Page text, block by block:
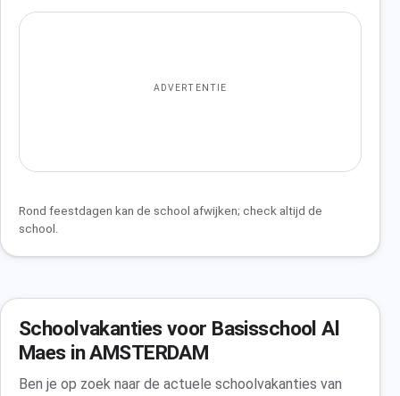
ADVERTENTIE
Rond feestdagen kan de school afwijken; check altijd de
school.
Schoolvakanties voor Basisschool Al
Maes in AMSTERDAM
Ben je op zoek naar de actuele schoolvakanties van